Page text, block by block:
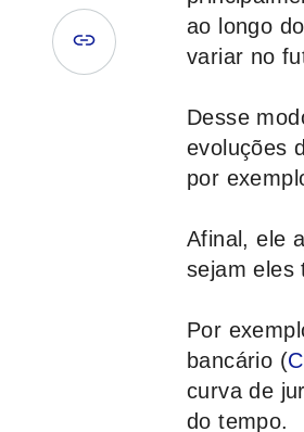
ao longo
variar no
Desse
evoluções
por
Afinal, ele
sejam eles
Por
bancário (
curva de
do tempo.